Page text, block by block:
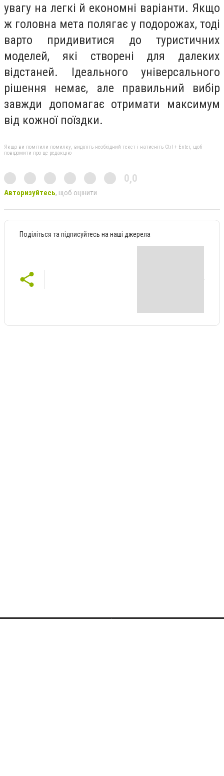
увагу на легкі й економні варіанти. Якщо
ж головна мета полягає у подорожах, тоді
варто придивитися до туристичних
моделей, які створені для далеких
відстаней. Ідеального універсального
рішення немає, але правильний вибір
завжди допомагає отримати максимум
від кожної поїздки.
Якщо ви помітили помилку, виділіть необхідний текст і натисніть Ctrl + Enter, щоб
повідомити про це редакцію
0,0
Авторизуйтесь, щоб оцінити
Поділіться та підписуйтесь на наші джерела